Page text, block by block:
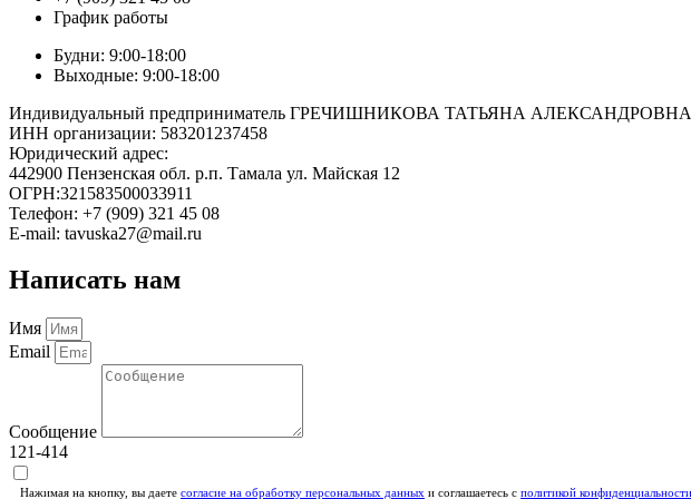
График работы
Будни: 9:00-18:00
Выходные: 9:00-18:00
Индивидуальный предприниматель ГРЕЧИШНИКОВА ТАТЬЯНА АЛЕКСАНДРОВНА
ИНН организации: 583201237458
Юридический адрес:
442900 Пензенская обл. р.п. Тамала ул. Майская 12
ОГРН:321583500033911
Телефон: +7 (909) 321 45 08
E-mail: tavuska27@mail.ru
Написать нам
Имя
Email
Сообщение
121-414
Нажимая на кнопку, вы даете согласие на обработку персональных данных и соглашаетесь c политикой конфиденциальности